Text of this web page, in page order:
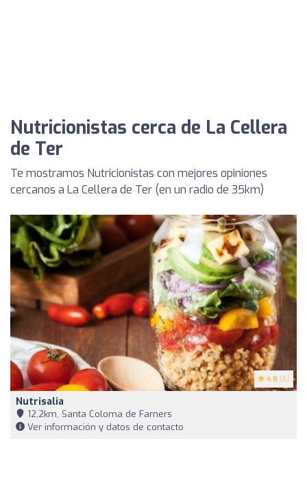
Nutricionistas cerca de La Cellera
de Ter
Te mostramos Nutricionistas con mejores opiniones
cercanos a La Cellera de Ter (en un radio de 35km)
4.8 (6)
Nutrisalia
12,2km, Santa Coloma de Farners
Ver información y datos de contacto